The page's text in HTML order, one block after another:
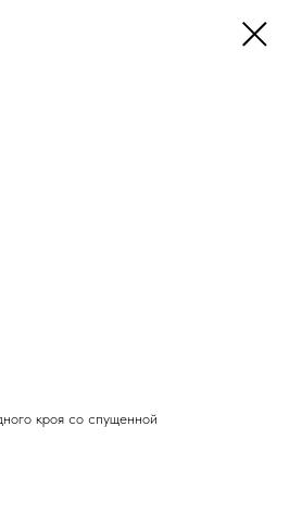
кроя со спущенной